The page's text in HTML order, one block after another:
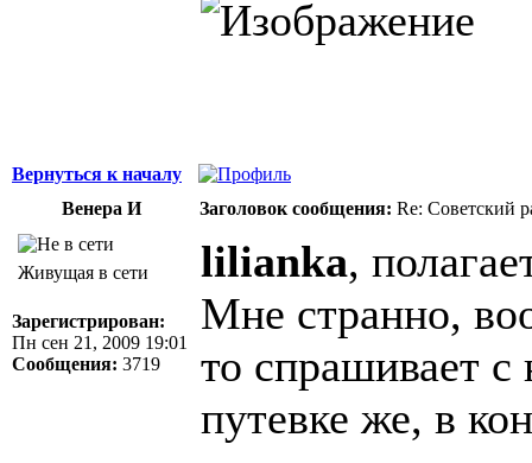
Вернуться к началу
Венера И
Заголовок сообщения: Re: Советский
Живущая в сети
Зарегистрирован:
Пн сен 21, 2009 19:01
Сообщения: 3719
lilianka,
Мне странно,
то спрашивает
путевке же, в